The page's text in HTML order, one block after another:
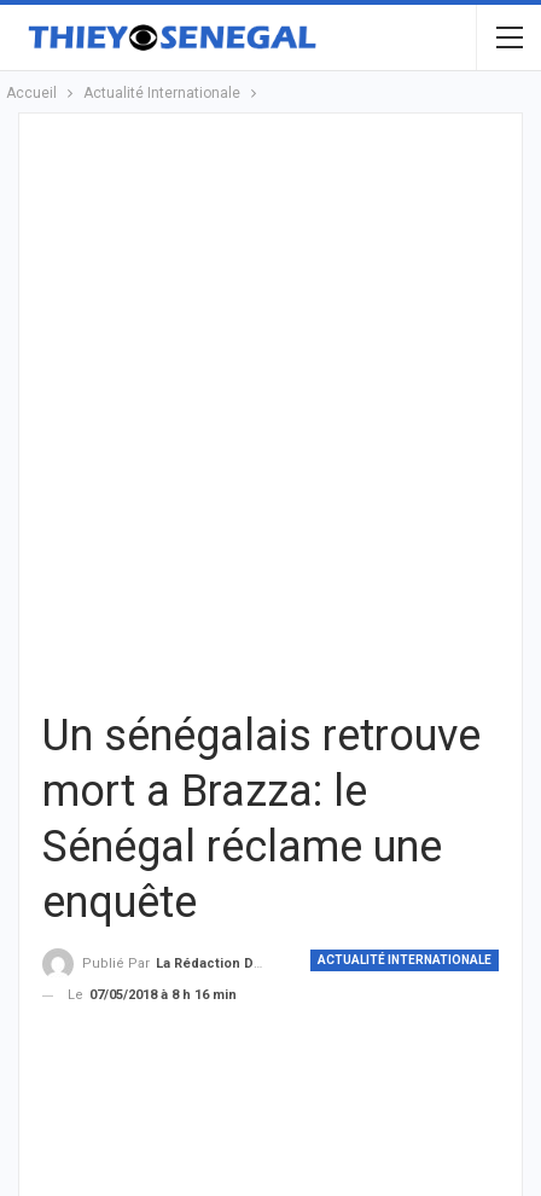
Accueil Actualité Internationale
Un sénégalais retrouve
mort a Brazza: le
Sénégal réclame une
enquête
ACTUALITÉ INTERNATIONALE
Publié Par La Rédaction De THIEYSENEGAL.com
Le 07/05/2018 à 8 h 16 min